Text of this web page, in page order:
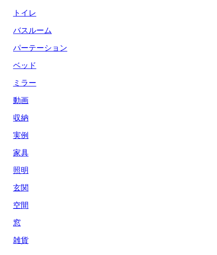
トイレ
バスルーム
パーテーション
ベッド
ミラー
動画
収納
実例
家具
照明
玄関
空間
窓
雑貨